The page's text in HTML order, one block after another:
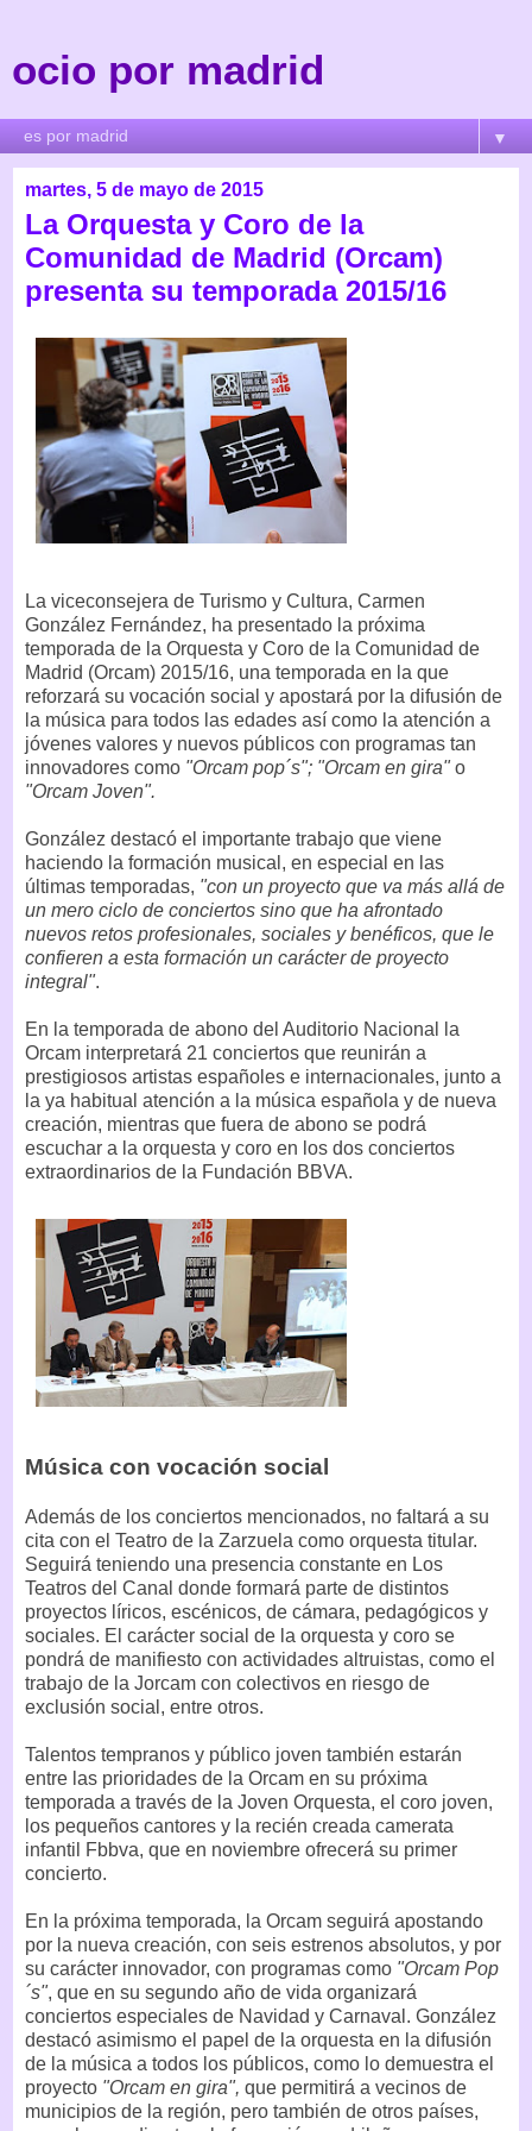
ocio por madrid
▼
martes, 5 de mayo de 2015
La Orquesta y Coro de la
Comunidad de Madrid (Orcam)
presenta su temporada 2015/16
La viceconsejera de Turismo y Cultura, Carmen
González Fernández, ha presentado la próxima
temporada de la Orquesta y Coro de la Comunidad de
Madrid (Orcam) 2015/16, una temporada en la que
reforzará su vocación social y apostará por la difusión de
la música para todos las edades así como la atención a
jóvenes valores y nuevos públicos con programas tan
innovadores como "Orcam pop´s"; "Orcam en gira"o
"Orcam Joven".
González destacó el importante trabajo que viene
haciendo la formación musical, en especial en las
últimas temporadas, "con un proyecto que va más allá de
un mero ciclo de conciertos sino que ha afrontado
nuevos retos profesionales, sociales y benéficos, que le
confieren a esta formación un carácter de proyecto
integral".
En la temporada de abono del Auditorio Nacional la
Orcam interpretará 21 conciertos que reunirán a
prestigiosos artistas españoles e internacionales, junto a
la ya habitual atención a la música española y de nueva
creación, mientras que fuera de abono se podrá
escuchar a la orquesta y coro en los dos conciertos
extraordinarios de la Fundación BBVA.
Música con vocación social
Además de los conciertos mencionados, no faltará a su
cita con el Teatro de la Zarzuela como orquesta titular.
Seguirá teniendo una presencia constante en Los
Teatros del Canal donde formará parte de distintos
proyectos líricos, escénicos, de cámara, pedagógicos y
sociales. El carácter social de la orquesta y coro se
pondrá de manifiesto con actividades altruistas, como el
trabajo de la Jorcam con colectivos en riesgo de
exclusión social, entre otros.
Talentos tempranos y público joven también estarán
entre las prioridades de la Orcam en su próxima
temporada a través de la Joven Orquesta, el coro joven,
los pequeños cantores y la recién creada camerata
infantil Fbbva, que en noviembre ofrecerá su primer
concierto.
En la próxima temporada, la Orcam seguirá apostando
por la nueva creación, con seis estrenos absolutos, y por
su carácter innovador, con programas como "Orcam Pop
´s", que en su segundo año de vida organizará
conciertos especiales de Navidad y Carnaval. González
destacó asimismo el papel de la orquesta en la difusión
de la música a todos los públicos, como lo demuestra el
proyecto "Orcam en gira", que permitirá a vecinos de
municipios de la región, pero también de otros países,